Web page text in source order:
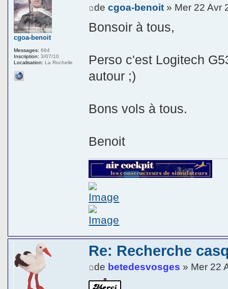
decgoa-benoit » Mer 22 Avr
Bonsoir à tous,
Perso c'est Logitech
autour ;)
Bons vols à tous.
Benoit
cgoa-benoit
Messages: 664
Inscription: 3/07/10
Localisation: La Rochelle
Re: Recherche
de betedesvosges » Mer 22